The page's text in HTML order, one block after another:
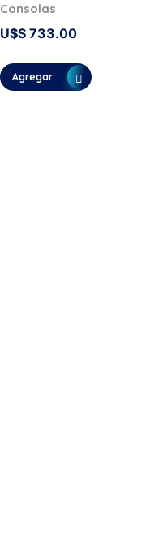
U$S733.00
Consolas
Agregar